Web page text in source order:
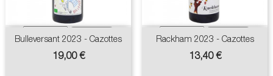
Bulleversant 2023 - Cazottes
Prix
19,00 €
Rackham 2023 - Cazottes
Prix
13,40 €